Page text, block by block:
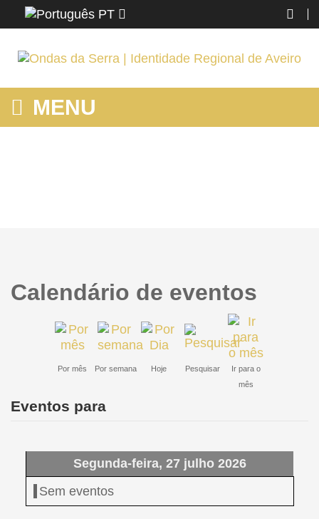
PT
MENU
Calendário de eventos
Por mês Por semana Hoje Pesquisar
Ir para o
mês
Eventos para
Segunda-feira, 27 julho 2026
Sem eventos